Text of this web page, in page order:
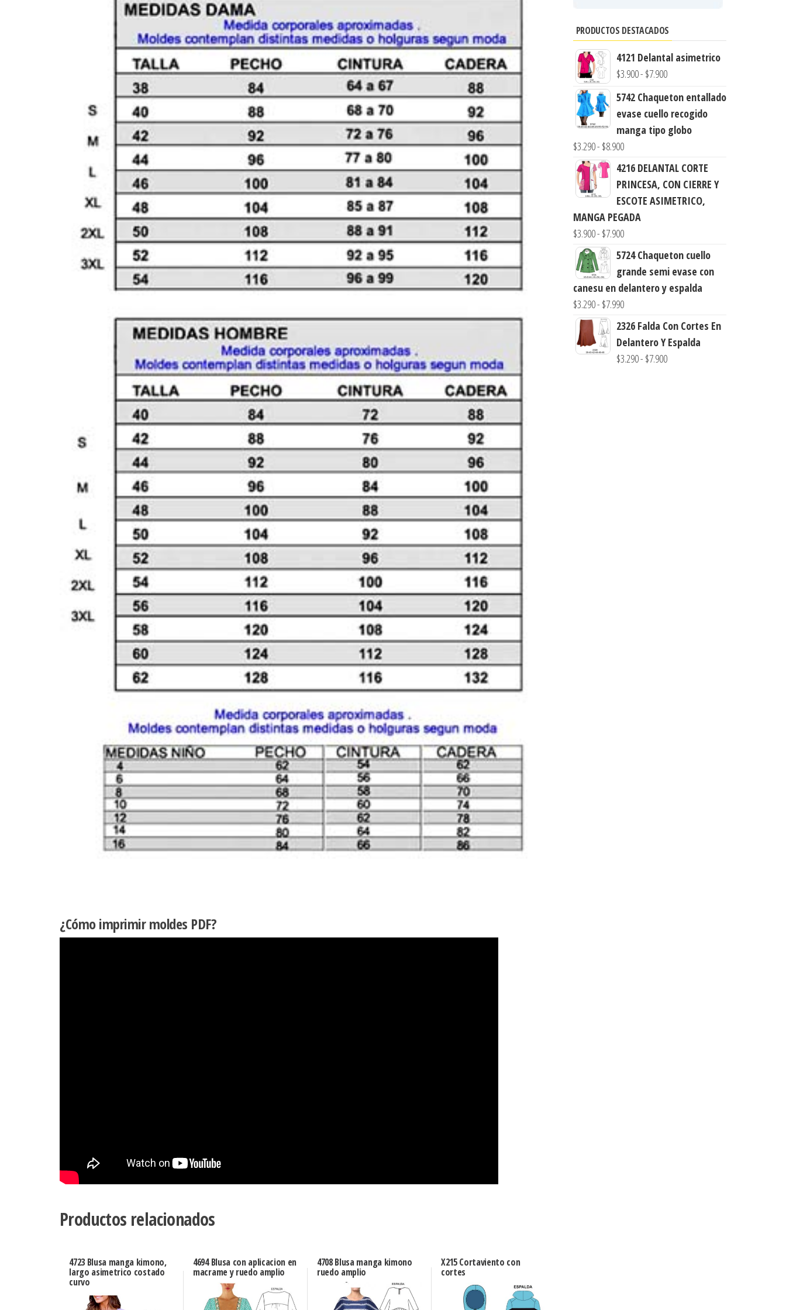
¿Cómo imprimir moldes PDF?
Productos relacionados
4723 Blusa manga kimono,
largo asimetrico costado
curvo
4694 Blusa con aplicacion en
macrame y ruedo amplio
4708 Blusa manga kimono
ruedo amplio
X215 Cortaviento con
cortes
PRODUCTOS DESTACADOS
4121 Delantal asimetrico
$3.900- $7.900Rango
precios:
desde
$3.900
$7.900
5742 Chaqueton entallado
evase cuello recogido
manga tipo globo
$3.290- $8.900Rango
de
precios:
desde
$3.290
hasta
4216 DELANTAL CORTE
PRINCESA, CON CIERRE Y
ESCOTE ASIMETRICO,
MANGA PEGADA
$3.900- $7.900Rango
de
precios:
desde
$3.900
$7.900
5724 Chaqueton cuello
grande semi evase con
canesu en delantero y espalda
$3.290- $7.990Rango
de
precios:
desde
2326 Falda Con Cortes En
Delantero Y Espalda
$3.290- $7.900Rango